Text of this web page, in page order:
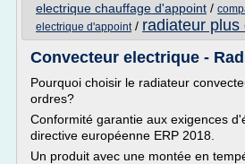
electrique chauffage d'appoint /
electrique d'appoint/ radiateur plus
Convecteur electrique -
Pourquoi choisir le radiateur
ordres?
Conformité garantie aux exigences
directive européenne ERP 2018.
Un produit avec une montée en